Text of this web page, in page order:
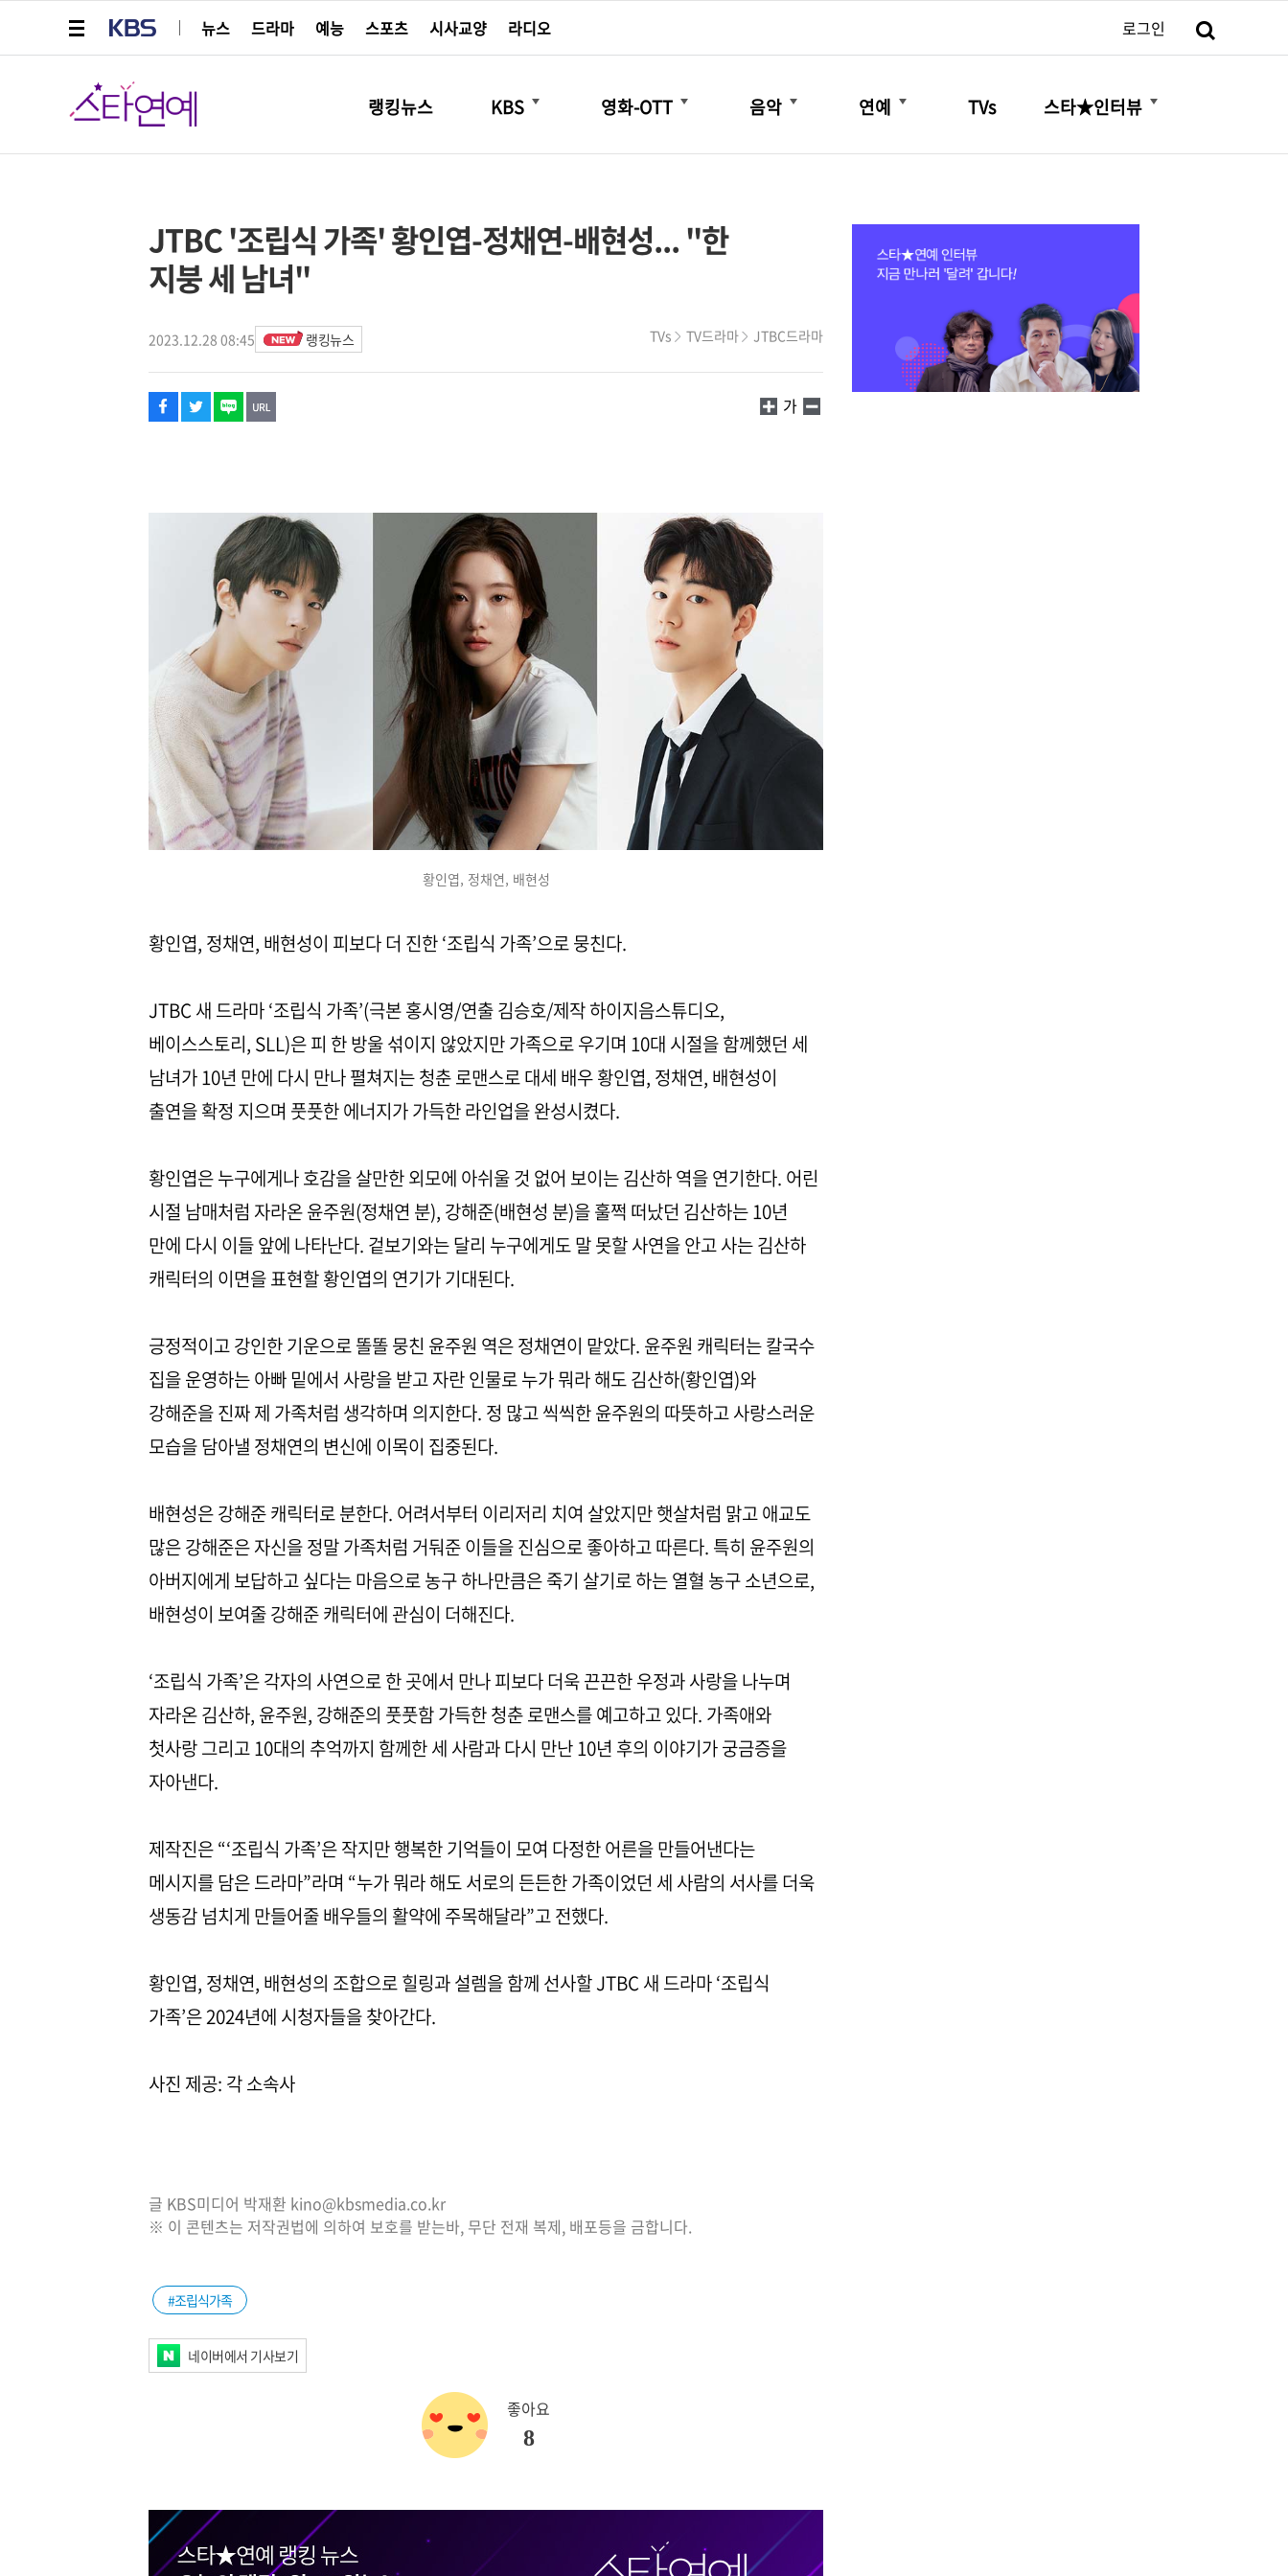
뉴스
드라마 예능 스포츠 시사교양 라디오 로그인
스타연예
랭킹뉴스 KBS
더보기
영화-OTT
더보기
음악
더보기
연예
더보기
TVs 스타★인터뷰
더보기
JTBC '조립식 가족' 황인엽-정채연-배현성... "한
지붕 세 남녀"
2023.12.28 08:45 랭킹뉴스 TVs TV드라마 JTBC드라마
페이스북
트위터
네이버
URL복사
글씨 작게보기
가
글씨 크게보기
황인엽, 정채연, 배현성
황인엽, 정채연, 배현성이 피보다 더 진한 ‘조립식 가족’으로 뭉친다.
JTBC 새 드라마 ‘조립식 가족’(극본 홍시영/연출 김승호/제작 하이지음스튜디오,
베이스스토리, SLL)은 피 한 방울 섞이지 않았지만 가족으로 우기며 10대 시절을 함께했던 세
남녀가 10년 만에 다시 만나 펼쳐지는 청춘 로맨스로 대세 배우 황인엽, 정채연, 배현성이
출연을 확정 지으며 풋풋한 에너지가 가득한 라인업을 완성시켰다.
황인엽은 누구에게나 호감을 살만한 외모에 아쉬울 것 없어 보이는 김산하 역을 연기한다. 어린
시절 남매처럼 자라온 윤주원(정채연 분), 강해준(배현성 분)을 훌쩍 떠났던 김산하는 10년
만에 다시 이들 앞에 나타난다. 겉보기와는 달리 누구에게도 말 못할 사연을 안고 사는 김산하
캐릭터의 이면을 표현할 황인엽의 연기가 기대된다.
긍정적이고 강인한 기운으로 똘똘 뭉친 윤주원 역은 정채연이 맡았다. 윤주원 캐릭터는 칼국수
집을 운영하는 아빠 밑에서 사랑을 받고 자란 인물로 누가 뭐라 해도 김산하(황인엽)와
강해준을 진짜 제 가족처럼 생각하며 의지한다. 정 많고 씩씩한 윤주원의 따뜻하고 사랑스러운
모습을 담아낼 정채연의 변신에 이목이 집중된다.
배현성은 강해준 캐릭터로 분한다. 어려서부터 이리저리 치여 살았지만 햇살처럼 맑고 애교도
많은 강해준은 자신을 정말 가족처럼 거둬준 이들을 진심으로 좋아하고 따른다. 특히 윤주원의
아버지에게 보답하고 싶다는 마음으로 농구 하나만큼은 죽기 살기로 하는 열혈 농구 소년으로,
배현성이 보여줄 강해준 캐릭터에 관심이 더해진다.
‘조립식 가족’은 각자의 사연으로 한 곳에서 만나 피보다 더욱 끈끈한 우정과 사랑을 나누며
자라온 김산하, 윤주원, 강해준의 풋풋함 가득한 청춘 로맨스를 예고하고 있다. 가족애와
첫사랑 그리고 10대의 추억까지 함께한 세 사람과 다시 만난 10년 후의 이야기가 궁금증을
자아낸다.
제작진은 “‘조립식 가족’은 작지만 행복한 기억들이 모여 다정한 어른을 만들어낸다는
메시지를 담은 드라마”라며 “누가 뭐라 해도 서로의 든든한 가족이었던 세 사람의 서사를 더욱
생동감 넘치게 만들어줄 배우들의 활약에 주목해달라”고 전했다.
황인엽, 정채연, 배현성의 조합으로 힐링과 설렘을 함께 선사할 JTBC 새 드라마 ‘조립식
가족’은 2024년에 시청자들을 찾아간다.
사진 제공: 각 소속사
글 KBS미디어 박재환 kino@kbsmedia.co.kr
※ 이 콘텐츠는 저작권법에 의하여 보호를 받는바, 무단 전재 복제, 배포등을 금합니다.
해시태그
#조립식가족
네이버에서 기사보기
좋아요
8
스타박스